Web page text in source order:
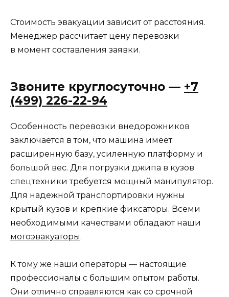
Стоимость эвакуации зависит от расстояния.
Менеджер рассчитает цену перевозки
в момент составления заявки.
Звоните круглосуточно — +7
(499) 226-22-94
Особенность перевозки внедорожников
заключается в том, что машина имеет
расширенную базу, усиленную платформу и
большой вес. Для погрузки джипа в кузов
спецтехники требуется мощный манипулятор.
Для надежной транспортировки нужны
крытый кузов и крепкие фиксаторы. Всеми
необходимыми качествами обладают наши
мотоэвакуаторы.
К тому же наши операторы — настоящие
профессионалы с большим опытом работы.
Они отлично справляются как со срочной